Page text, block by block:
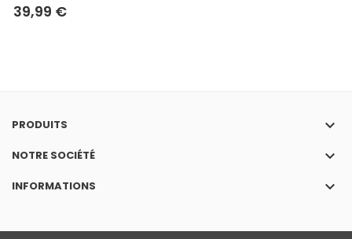
39,99 €
PRODUITS keyboard_arrow_down
NOTRE SOCIÉTÉ keyboard_arrow_down
INFORMATIONS keyboard_arrow_down